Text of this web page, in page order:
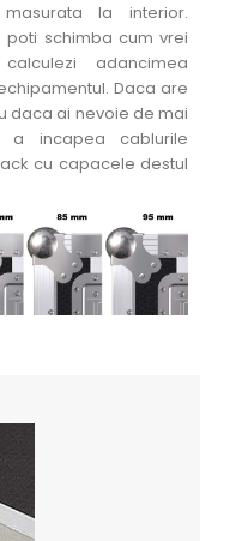
la interior.
schimba cum vrei
adancimea
Daca are
daca ai nevoie de mai
incapea cablurile
cu capacele destul